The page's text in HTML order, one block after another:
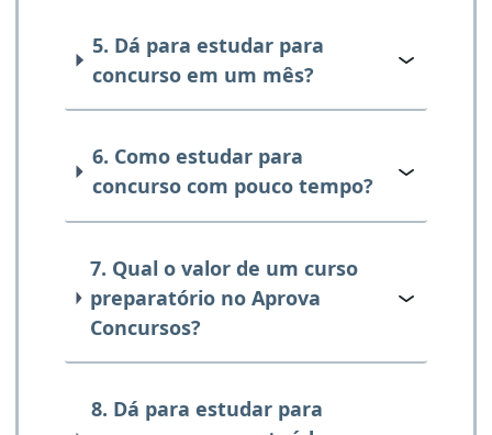
5. Dá para estudar para
concurso em um mês?
6. Como estudar para
concurso com pouco tempo?
7. Qual o valor de um curso
preparatório no Aprova
Concursos?
8. Dá para estudar para